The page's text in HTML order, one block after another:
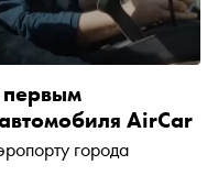
AirCar
города